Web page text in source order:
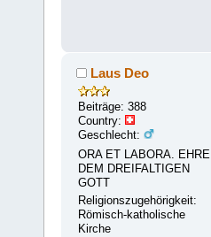
Laus Deo
Beiträge: 388
Country:
Geschlecht:
ORA ET LABORA. EHRE
DEM DREIFALTIGEN
GOTT
Religionszugehörigkeit:
Römisch-katholische
Kirche